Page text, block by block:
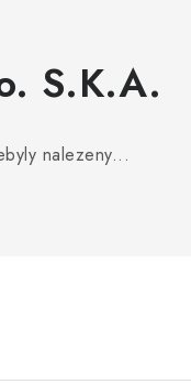
S.K.A.
nalezeny...